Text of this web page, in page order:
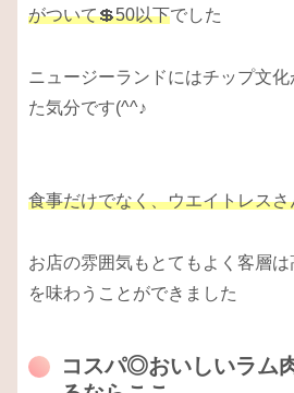
がついて💲50以下でした
ニュージーランドにはチップ文
た気分です(^^♪
食事だけでなく、ウエイトレス
お店の雰囲気もとてもよく客層は
を味わうことができました
コスパ◎おいしいラム